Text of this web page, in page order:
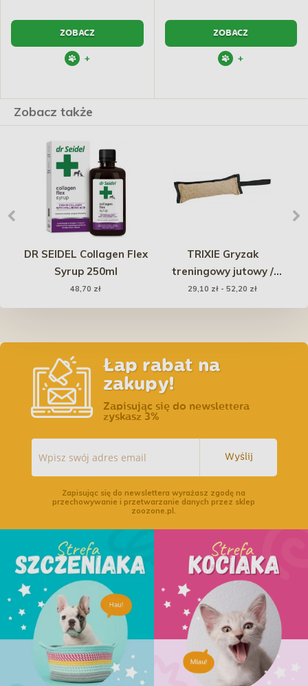
ZOBACZ
+
ZOBACZ
+
Zobacz także
DR SEIDEL Collagen Flex
Syrup 250ml
48,70 zł
TRIXIE Gryzak
treningowy jutowy /
aport
29,10 zł - 52,20 zł
Łap rabat na
zakupy!
Zapisując się do newslettera
zyskasz 3%
Wyślij
Zapisując się do newslettera wyrażasz zgodę na
przechowywanie i przetwarzanie danych przez sklep
zoozone.pl.